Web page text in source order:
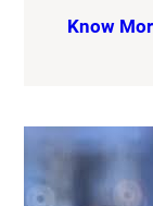
Know